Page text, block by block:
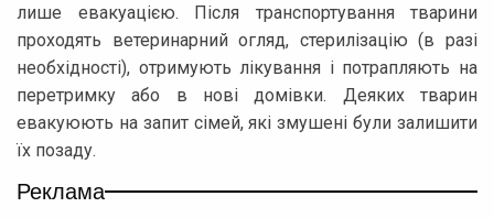
лише евакуацією. Після транспортування тварини
проходять ветеринарний огляд, стерилізацію (в разі
необхідності), отримують лікування і потрапляють на
перетримку або в нові домівки. Деяких тварин
евакуюють на запит сімей, які змушені були залишити
їх позаду.
Реклама